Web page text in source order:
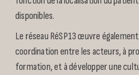
disponibles.
Le réseau RéSP13 œuvre
coordination entre les acteurs, à
formation, et à développer une